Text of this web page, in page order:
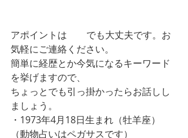
アポイントは
でも大丈夫です。お
気軽にご連絡ください。
簡単に経歴とか今気になるキーワード
を挙げますので、
ちょっとでも引っ掛かったらお話しし
ましょう。
・1973年4月18日生まれ（牡羊座）
（動物占いはペガサスです）